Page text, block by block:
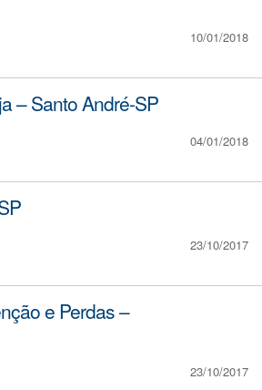
10/01/2018
– Santo André-SP
04/01/2018
23/10/2017
e Perdas –
23/10/2017